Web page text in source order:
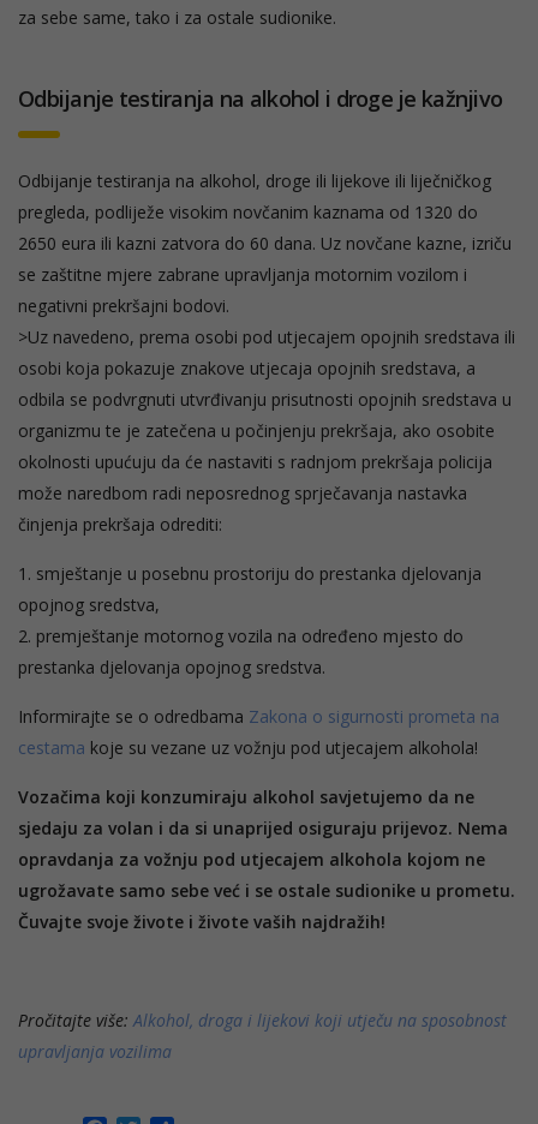
za sebe same, tako i za ostale sudionike.
Odbijanje testiranja na alkohol i droge je kažnjivo
Odbijanje testiranja na alkohol, droge ili lijekove ili liječničkog
pregleda, podliježe visokim novčanim kaznama od 1320 do
2650 eura ili kazni zatvora do 60 dana. Uz novčane kazne, izriču
se zaštitne mjere zabrane upravljanja motornim vozilom i
negativni prekršajni bodovi.
>Uz navedeno, prema osobi pod utjecajem opojnih sredstava ili
osobi koja pokazuje znakove utjecaja opojnih sredstava, a
odbila se podvrgnuti utvrđivanju prisutnosti opojnih sredstava u
organizmu te je zatečena u počinjenju prekršaja, ako osobite
okolnosti upućuju da će nastaviti s radnjom prekršaja policija
može naredbom radi neposrednog sprječavanja nastavka
činjenja prekršaja odrediti:
1. smještanje u posebnu prostoriju do prestanka djelovanja
opojnog sredstva,
2. premještanje motornog vozila na određeno mjesto do
prestanka djelovanja opojnog sredstva.
Informirajte se o odredbama Zakona o sigurnosti prometa na
cestama koje su vezane uz vožnju pod utjecajem alkohola!
Vozačima koji konzumiraju alkohol savjetujemo da ne
sjedaju za volan i da si unaprijed osiguraju prijevoz. Nema
opravdanja za vožnju pod utjecajem alkohola kojom ne
ugrožavate samo sebe već i se ostale sudionike u prometu.
Čuvajte svoje živote i živote vaših najdražih!
Pročitajte više:Alkohol, droga i lijekovi koji utječu na sposobnost
upravljanja vozilima